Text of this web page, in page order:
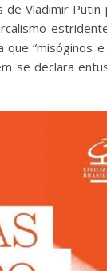
Vladimir
“misóginos
se declara